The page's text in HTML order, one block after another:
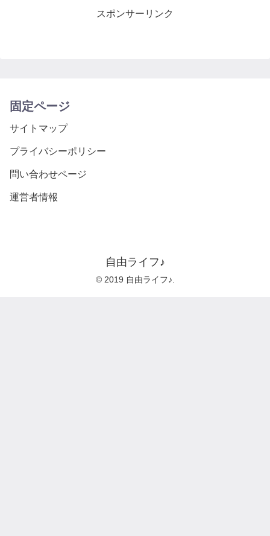
スポンサーリンク
固定ページ
サイトマップ
プライバシーポリシー
問い合わせページ
運営者情報
自由ライフ♪
© 2019 自由ライフ♪.